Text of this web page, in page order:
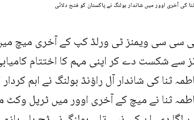
کی آخری اوور میں شاندار بولنگ نے پاکستان کو فتح دلائی
سی سی ویمنز ٹی ورلڈ کپ کے آخری میچ میں
سے شکست دے کر اپنی مہم کا اختتام
ثنا کی شاندار آل راؤنڈ بولنگ نے اہم کردار
ثنا نے میچ کے آخری اوور میں ٹرپل